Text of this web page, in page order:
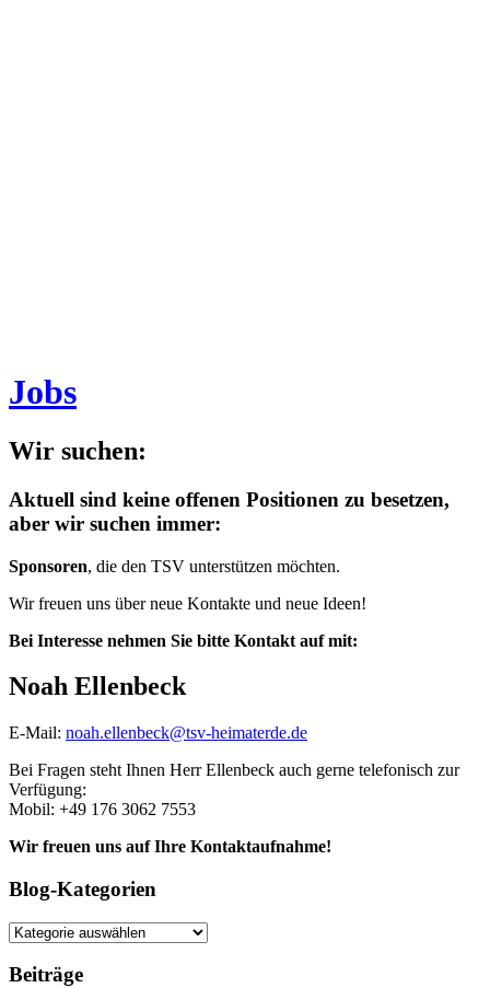
Jobs
Wir suchen:
Aktuell sind keine offenen Positionen zu besetzen,
aber wir suchen immer:
Sponsoren, die den TSV unterstützen möchten.
Wir freuen uns über neue Kontakte und neue Ideen!
Bei Interesse nehmen Sie bitte Kontakt auf mit:
Noah Ellenbeck
E-Mail: noah.ellenbeck@tsv-heimaterde.de
Bei Fragen steht Ihnen Herr Ellenbeck auch gerne telefonisch zur
Verfügung:
Mobil: +49 176 3062 7553
Wir freuen uns auf Ihre Kontaktaufnahme!
Blog-Kategorien
Blog-
Beiträge